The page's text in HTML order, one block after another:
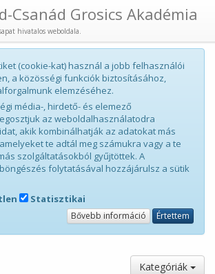
Csanád Grosics Akadémia
hivatalos weboldala.
(cookie-kat) használ a jobb felhasználói
a közösségi funkciók biztosításához,
elemzéséhez.
média-, hirdető- és elemező
az weboldalhasználatodra
akik kombinálhatják az adatokat más
te adtál meg számukra vagy a te
szolgáltatásokból gyűjtöttek. A
folytatásával hozzájárulsz a sütik
Statisztikai
Bővebb információ Értettem
Kategóriák